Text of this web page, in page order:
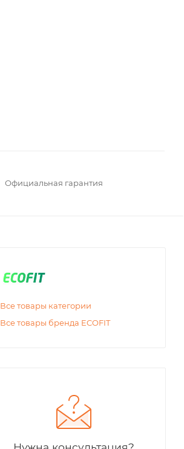
Официальная гарантия
Все товары категории
Все товары бренда ECOFIT